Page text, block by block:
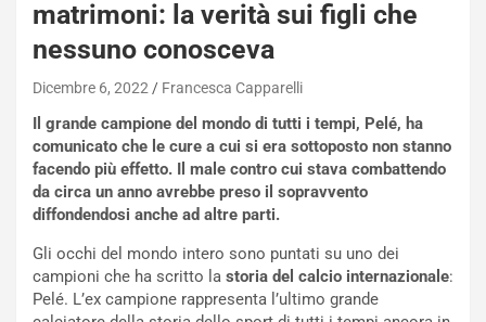
matrimoni: la verità sui figli che
nessuno conosceva
Dicembre 6, 2022 Francesca Capparelli
Il grande campione del mondo di tutti i tempi, Pelé, ha
comunicato che le cure a cui si era sottoposto non stanno
facendo più effetto. Il male contro cui stava combattendo
da circa un anno avrebbe preso il sopravvento
diffondendosi anche ad altre parti.
Gli occhi del mondo intero sono puntati su uno dei
campioni che ha scritto la storia del calcio internazionale:
Pelé. L’ex campione rappresenta l’ultimo grande